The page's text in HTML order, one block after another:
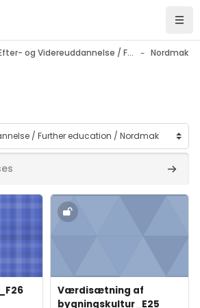
Efter- og Videreuddannelse / Further education Nordmak
Course image" Værdisætning
Course image
Course name
Værdisætning af
bygningskultur_E25